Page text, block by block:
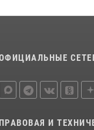
ПРАВОВАЯ И